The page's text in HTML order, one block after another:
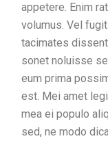
appetere. Enim
volumus. Vel
tacimates
sonet noluisse
eum prima
est. Mei amet
mea ei populo
sed, ne modo